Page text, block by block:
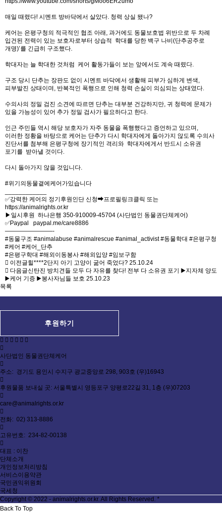
매일 때렸다! 시멘트 방바닥에서 살았다. 청력 상실 됐나?
케어는 은평구청의 적극적인 협조 아래, 과거에도 동물보호법 위반으로 두 차례
입건된 전력이 있는 보호자로부터 상습적 학대를 당한 백구 나비(단추공주로
개명)’를 긴급히 구조했다.
학대자는 늘 학대한 것처럼 케어 활동가들이 보는 앞에서도 계속 때렸다.
구조 당시 단추는 장판도 없이 시멘트 바닥에서 생활해 피부가 심하게 변색,
피부발진 상태이며, 반복적인 폭행으로 인해 청력 손실이 의심되는 상태였다.
수의사의 정밀 검진 소견에 따르면 단추는 대부분 건강하지만, 귀 청력에 문제가
있을 가능성이 있어 추가 정밀 검사가 필요하다고 한다.
인근 주민들 역시 해당 보호자가 자주 동물을 폭행했다고 증언하고 있으며,
이러한 정황을 바탕으로 케어는 단추가 다시 학대자에게 돌아가지 않도록 수의사
진단서를 첨부해 은평구청에 장기적인 격리와 학대자에게서 반드시 소유권
포기를 받아낼 것이다.
다시 돌아가지 않을 것입니다.
#위기의동물곁에케어가있습니다
✅강력한 케어의 정기후원인단 신청➡프로필링크클릭 또는
https://animalrights.or.kr
▶일시후원 하나은행 350-910009-45704 (사단법인 동물권단체케어)
✅Paypal paypal.me/care8886
————————-
#동물구조 #animalabuse #animalrescue #animal_activist #동물학대 #은평구청
#케어 #케어_단추
#은평구학대 #해외이동봉사 #해외입양 #임보구함
이전글힐****2단지 아기 고양이 굶어 죽었다? 25.10.24
다음글신탄진 방치견들 모두 다 자유를 찾다! 전부 다 소유권 포기 ▶️지자체 양도
▶️케어 기증 ▶️봉사자님들 보호 25.10.23
목록
후원하기
사단법인 동물권단체케어
주소: 경기도 용인시 수지구 광교중앙로 298, 903호 (우)16943
후원물품 보내실 곳: 서울특별시 영등포구 양평로22길 31, 1층 (우)07203
care@animalrights.or.kr
전화: 02) 313-8886
고유번호: 234-82-00138
대표 : 이찬
단체소개
개인정보처리방침
서비스이용약관
국민권익위원회
국세청
Copyright © 2022 - animalrights.or.kr. All Rights Reserved. *
Back To Top